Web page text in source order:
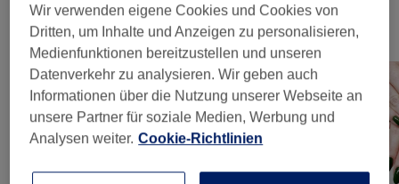
Unsere Arbeit
Bild anklicken für weitere Details
Wir verwenden eigene Cookies und Cookies von
Dritten, um Inhalte und Anzeigen zu personalisieren,
Medienfunktionen bereitzustellen und unseren
Datenverkehr zu analysieren. Wir geben auch
Informationen über die Nutzung unserer Webseite an
unsere Partner für soziale Medien, Werbung und
Analysen weiter. Cookie-Richtlinien